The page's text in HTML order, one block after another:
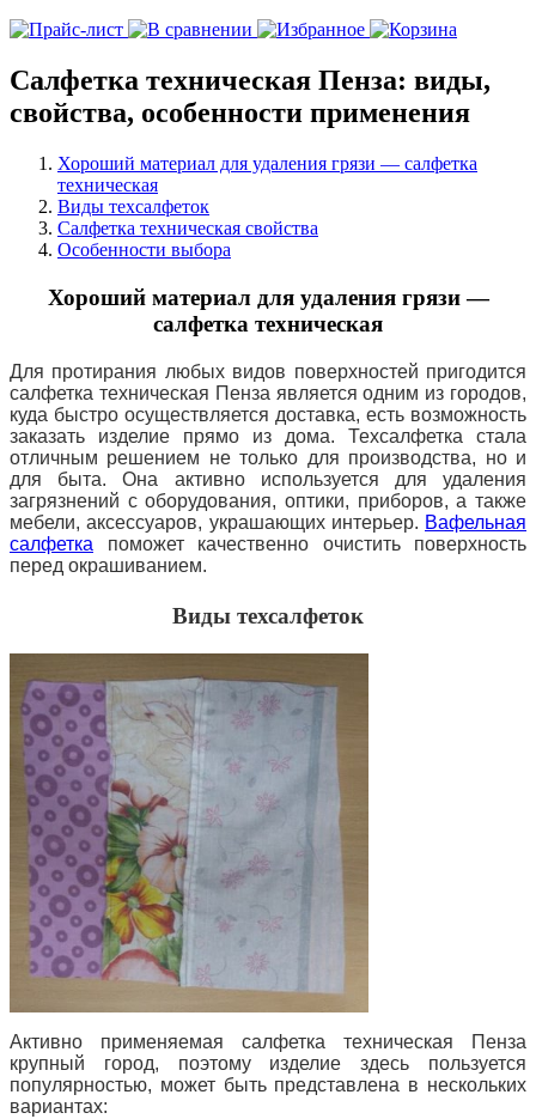
Салфетка техническая Пенза: виды,
свойства, особенности применения
Хороший материал для удаления грязи — салфетка
техническая
Виды техсалфеток
Салфетка техническая свойства
Особенности выбора
Хороший материал для удаления грязи —
салфетка техническая
Для протирания любых видов поверхностей пригодится
салфетка техническая Пенза является одним из городов,
куда быстро осуществляется доставка, есть возможность
заказать изделие прямо из дома. Техсалфетка стала
отличным решением не только для производства, но и
для быта. Она активно используется для удаления
загрязнений с оборудования, оптики, приборов, а также
мебели, аксессуаров, украшающих интерьер. Вафельная
салфетка поможет качественно очистить поверхность
перед окрашиванием.
Виды техсалфеток
Активно применяемая салфетка техническая Пенза
крупный город, поэтому изделие здесь пользуется
популярностью, может быть представлена в нескольких
вариантах: